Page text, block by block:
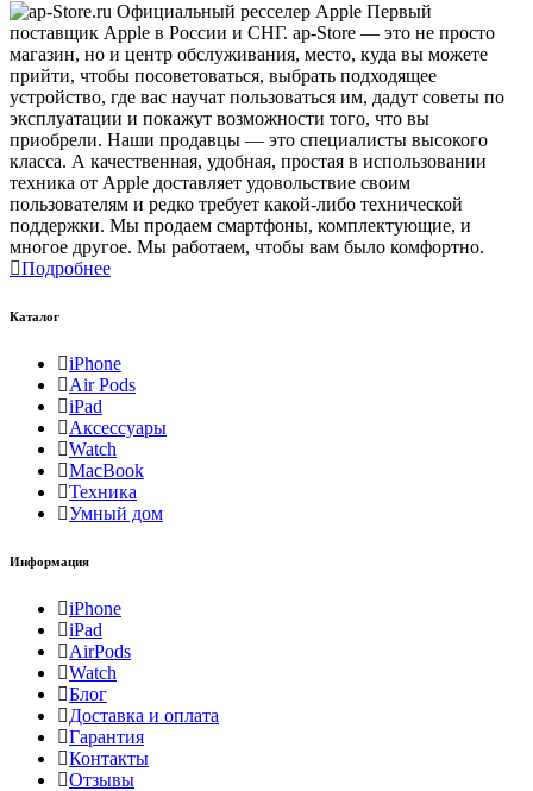
Первый
поставщик Apple в России и СНГ. ap-Store — это не просто
магазин, но и центр обслуживания, место, куда вы можете
прийти, чтобы посоветоваться, выбрать подходящее
устройство, где вас научат пользоваться им, дадут советы по
эксплуатации и покажут возможности того, что вы
приобрели. Наши продавцы — это специалисты высокого
класса. А качественная, удобная, простая в использовании
техника от Apple доставляет удовольствие своим
пользователям и редко требует какой-либо технической
поддержки. Мы продаем смартфоны, комплектующие, и
многое другое. Мы работаем, чтобы вам было комфортно.
Подробнее
Каталог
iPhone
Air Pods
iPad
Аксессуары
Watch
MacBook
Техника
Умный дом
Информация
iPhone
iPad
AirPods
Watch
Блог
Доставка и оплата
Гарантия
Контакты
Отзывы